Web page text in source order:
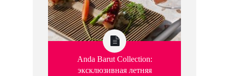
Anda Barut Collection:
эксклюзивная летняя